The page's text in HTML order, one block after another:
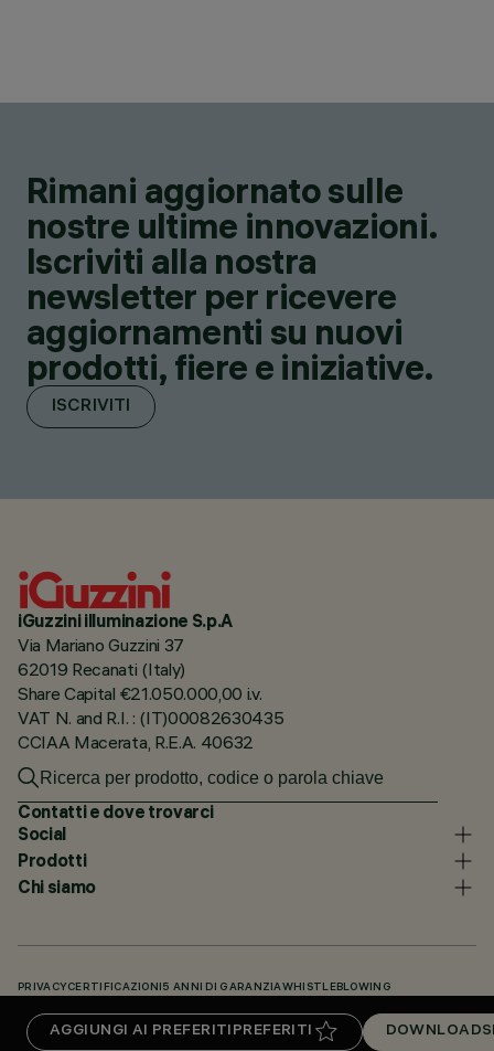
AGGIUNGI AI PREFERITI PREFERITI DOWNLOADS
Rimani aggiornato sulle
nostre ultime innovazioni.
Iscriviti alla nostra
newsletter per ricevere
aggiornamenti su nuovi
prodotti, fiere e iniziative.
ISCRIVITI
iGuzzini illuminazione S.p.A
Via Mariano Guzzini 37
62019 Recanati (Italy)
Share Capital €21.050.000,00 i.v.
VAT N. and R.I. : (IT)00082630435
CCIAA Macerata, R.E.A. 40632
Contatti e dove trovarci
Social
Prodotti
Chi siamo
PRIVACY CERTIFICAZIONI 5 ANNI DI GARANZIAWHISTLEBLOWING
KNOWLEDGE BASE (LOGIN NECESSARIO)DOWNLOADS